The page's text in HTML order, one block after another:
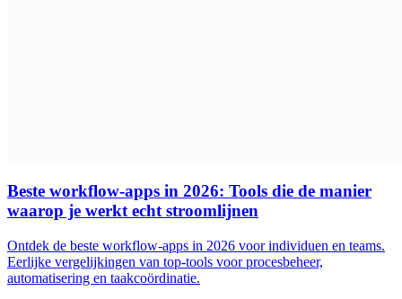
Beste workflow-apps in 2026: Tools die de manier
waarop je werkt echt stroomlijnen
Ontdek de beste workflow-apps in 2026 voor individuen en teams.
Eerlijke vergelijkingen van top-tools voor procesbeheer,
automatisering en taakcoördinatie.